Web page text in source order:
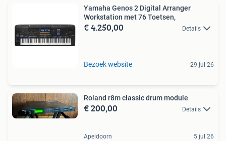
Yamaha Genos 2 Digital Arranger
Workstation met 76 Toetsen,
€ 4.250,00 Details
Bezoek website 29 jul 26
Roland r8m classic drum module
€ 200,00 Details
Apeldoorn 5 jul 26